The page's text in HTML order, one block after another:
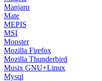
Manjaro
Mate
MEPIS
MSI
Monster
Mozilla Firefox
Mozilla Thunderbird
Musix GNU+Linux
Mysql